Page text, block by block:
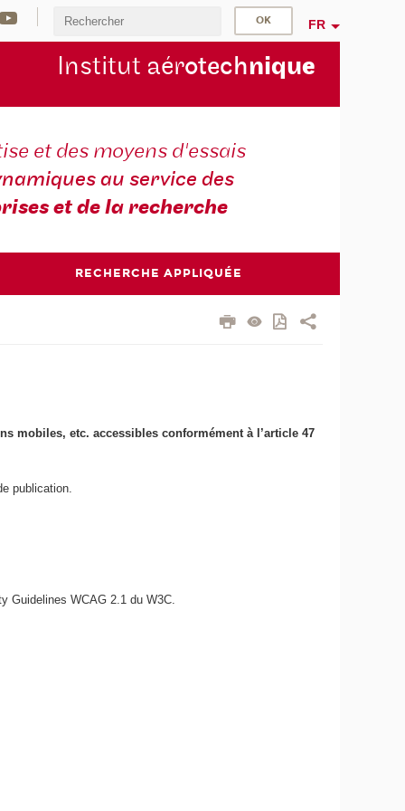
FR
Institut aérotechnique
et des moyens d'essais
au service des
et de la recherche
RECHERCHE APPLIQUÉE
mobiles, etc. accessibles conformément à l’article 47
publication.
Guidelines WCAG 2.1 du W3C.